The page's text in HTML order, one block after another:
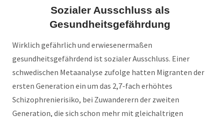
Sozialer Ausschluss als
Gesundheitsgefährdung
Wirklich gefährlich und erwiesenermaßen
gesundheitsgefährdend ist sozialer Ausschluss. Einer
schwedischen Metaanalyse zufolge hatten Migranten der
ersten Generation ein um das 2,7-fach erhöhtes
Schizophrenierisiko, bei Zuwanderern der zweiten
Generation, die sich schon mehr mit gleichaltrigen